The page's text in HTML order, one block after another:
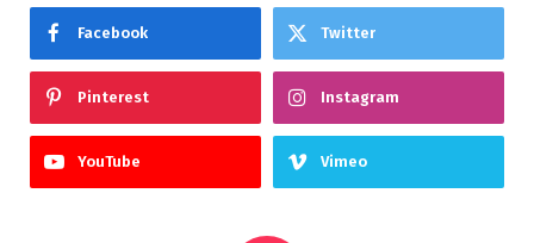
Facebook Twitter
Pinterest Instagram
YouTube Vimeo